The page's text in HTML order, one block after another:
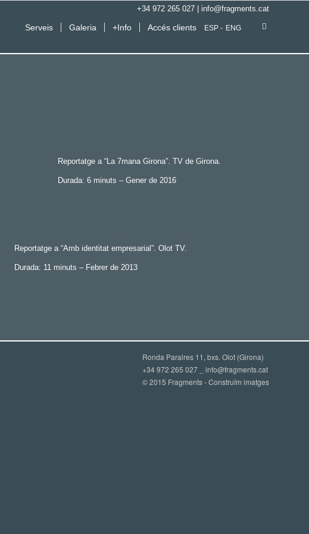
+34 972 265 027 info@fragments.cat
Serveis Galeria +Info Accés clients ESP ENG
Reportatge a “La 7mana Girona”. TV de Girona.
Durada: 6 minuts – Gener de 2016
Reportatge a “Amb identitat empresarial”. Olot TV.
Durada: 11 minuts – Febrer de 2013
Ronda Paraires 11, bxs. Olot (Girona)
+34 972 265 027 _ info@fragments.cat
© 2015 Fragments - Construïm imatges